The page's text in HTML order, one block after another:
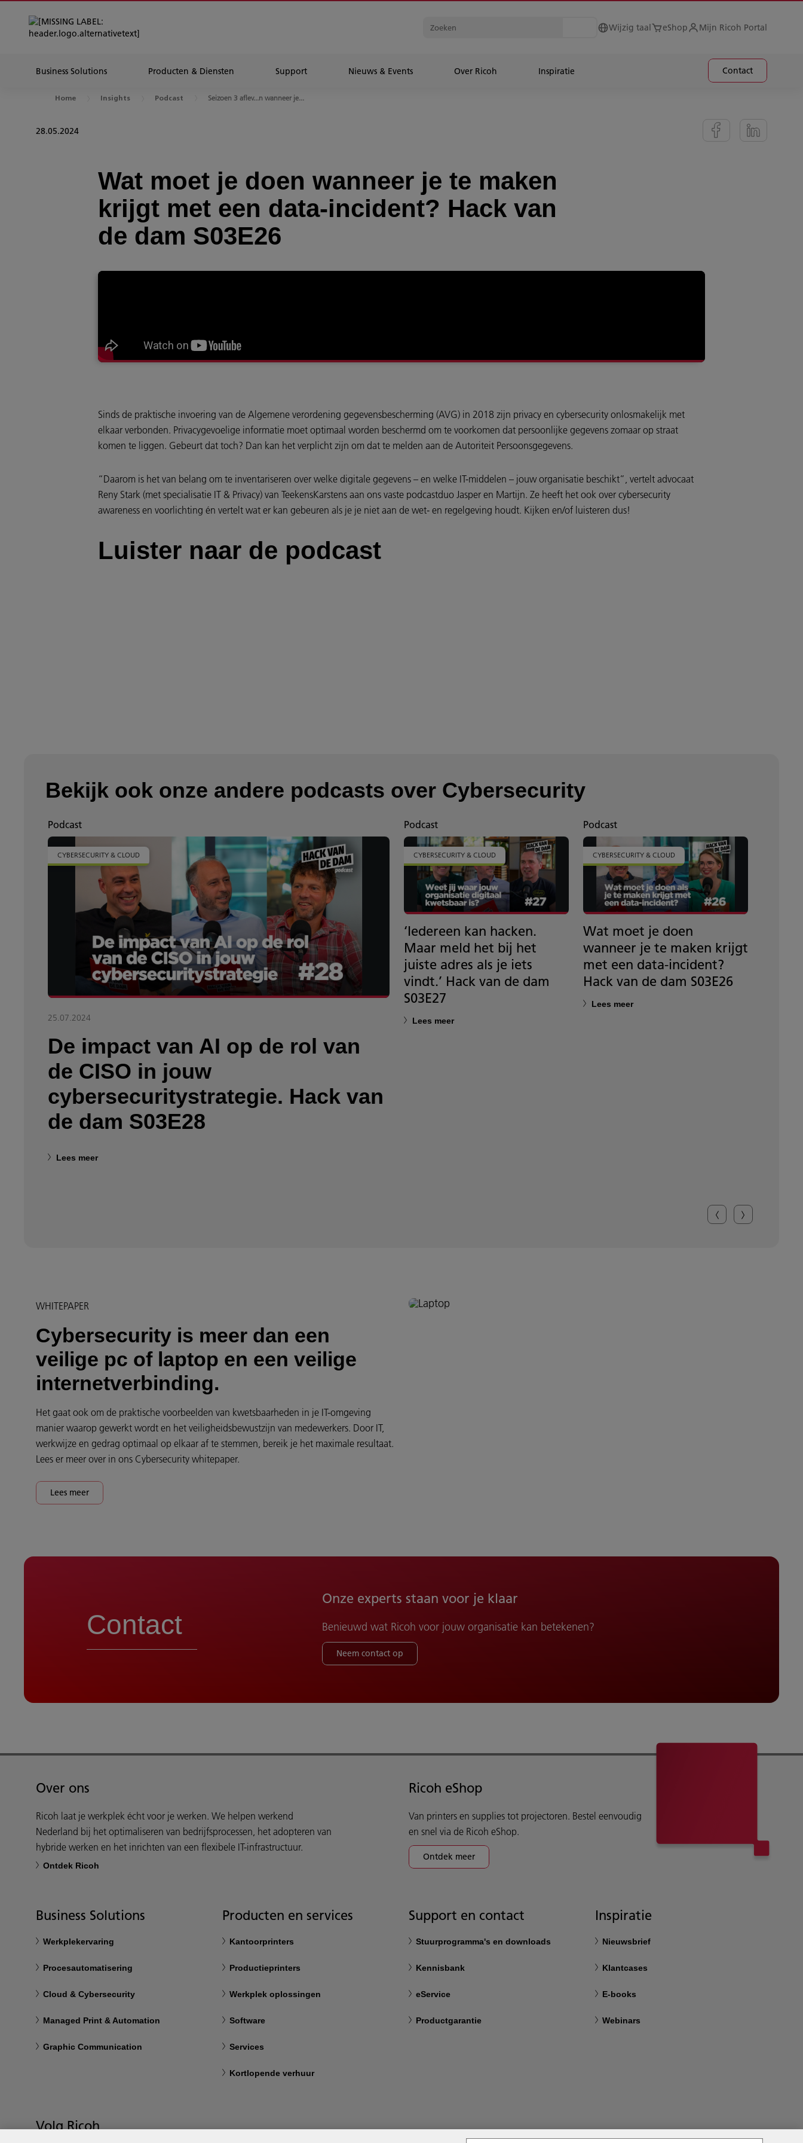
Wijzig taal eShop Mijn Ricoh Portal
Business Solutions Producten & Diensten Support Nieuws & Events Over Ricoh Inspiratie Contact
Home Insights Podcast Seizoen 3 aflev...n wanneer je...
28.05.2024
Wat moet je doen wanneer je te maken
krijgt met een data-incident? Hack van
de dam S03E26
Sinds de praktische invoering van de Algemene verordening gegevensbescherming (AVG) in 2018 zijn privacy en cybersecurity onlosmakelijk met
elkaar verbonden. Privacygevoelige informatie moet optimaal worden beschermd om te voorkomen dat persoonlijke gegevens zomaar op straat
komen te liggen. Gebeurt dat toch? Dan kan het verplicht zijn om dat te melden aan de Autoriteit Persoonsgegevens.
“Daarom is het van belang om te inventariseren over welke digitale gegevens – en welke IT-middelen – jouw organisatie beschikt”, vertelt advocaat
Reny Stark (met specialisatie IT & Privacy) van TeekensKarstens aan ons vaste podcastduo Jasper en Martijn. Ze heeft het ook over cybersecurity
awareness en voorlichting én vertelt wat er kan gebeuren als je je niet aan de wet- en regelgeving houdt. Kijken en/of luisteren dus!
Luister naar de podcast
Bekijk ook onze andere podcasts over Cybersecurity
Podcast
CYBERSECURITY & CLOUD
25.07.2024
De impact van AI op de rol van
de CISO in jouw
cybersecuritystrategie. Hack van
de dam S03E28
Lees meer
Podcast
CYBERSECURITY & CLOUD
‘Iedereen kan hacken.
Maar meld het bij het
juiste adres als je iets
vindt.’ Hack van de dam
S03E27
Lees meer
Podcast
CYBERSECURITY & CLOUD
Wat moet je doen
wanneer je te maken krijgt
met een data-incident?
Hack van de dam S03E26
Lees meer
WHITEPAPER
Cybersecurity is meer dan een
veilige pc of laptop en een veilige
internetverbinding.
Het gaat ook om de praktische voorbeelden van kwetsbaarheden in je IT-omgeving
manier waarop gewerkt wordt en het veiligheidsbewustzijn van medewerkers. Door IT,
werkwijze en gedrag optimaal op elkaar af te stemmen, bereik je het maximale resultaat.
Lees er meer over in ons Cybersecurity whitepaper.
Lees meer
Contact
Onze experts staan voor je klaar
Benieuwd wat Ricoh voor jouw organisatie kan betekenen?
Neem contact op
Over ons
Ricoh laat je werkplek écht voor je werken. We helpen werkend
Nederland bij het optimaliseren van bedrijfsprocessen, het adopteren van
hybride werken en het inrichten van een flexibele IT-infrastructuur.
Ontdek Ricoh
Ricoh eShop
Van printers en supplies tot projectoren. Bestel eenvoudig
en snel via de Ricoh eShop.
Ontdek meer
Business Solutions
Werkplekervaring
Procesautomatisering
Cloud & Cybersecurity
Managed Print & Automation
Graphic Communication
Producten en services
Kantoorprinters
Productieprinters
Werkplek oplossingen
Software
Services
Kortlopende verhuur
Support en contact
Stuurprogramma's en downloads
Kennisbank
eService
Productgarantie
Inspiratie
Nieuwsbrief
Klantcases
E-books
Webinars
Volg Ricoh